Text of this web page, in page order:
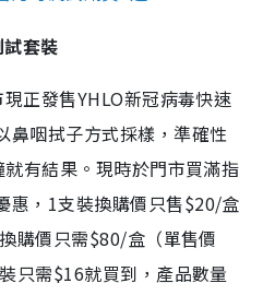
套裝
正發售YHLO新冠病毒快速
鼻咽拭子方式採樣，準確性
有結果。現時於門市買滿指
惠，1支裝換購價只售$20/盒
購價只需$80/盒（單售價
只需$16就買到，產品數量